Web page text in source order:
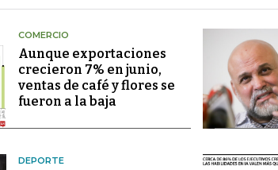
COMERCIO
Aunque exportaciones
crecieron 7% en junio,
ventas de café y flores se
fueron a la baja
DEPORTE